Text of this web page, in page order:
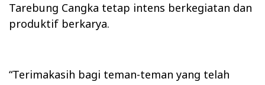
Tarebung Cangka tetap intens berkegiatan dan
produktif berkarya.
“Terimakasih bagi teman-teman yang telah